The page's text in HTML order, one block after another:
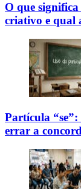
O que
criativo e qual
Partícula
errar a